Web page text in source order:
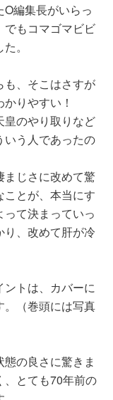
編集長がいらっ
でもコマゴマビビ
。
も、そこはさすが
りやすい！
皇のやり取りなど
う人であったの
じさに改めて驚
ことが、本当にす
て決まっていっ
り、改めて肝が冷
トは、カバーに
。（巻頭には写真
の良さに驚きま
、とても70年前の